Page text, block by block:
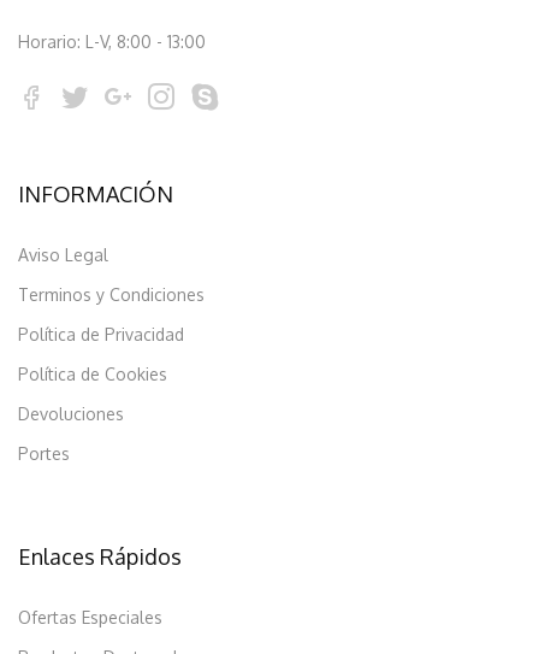
Horario: L-V, 8:00 - 13:00
INFORMACIÓN
Aviso Legal
Terminos y Condiciones
Política de Privacidad
Política de Cookies
Devoluciones
Portes
Enlaces Rápidos
Ofertas Especiales